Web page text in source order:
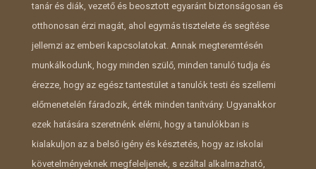
tanár és diák, vezető és beosztott egyaránt biztonságosan és
otthonosan érzi magát, ahol egymás tisztelete és segítése
jellemzi az emberi kapcsolatokat. Annak megteremtésén
munkálkodunk, hogy minden szülő, minden tanuló tudja és
érezze, hogy az egész tantestület a tanulók testi és szellemi
előmenetelén fáradozik, érték minden tanítvány. Ugyanakkor
ezek hatására szeretnénk elérni, hogy a tanulókban is
kialakuljon az a belső igény és késztetés, hogy az iskolai
követelményeknek megfeleljenek, s ezáltal alkalmazható,